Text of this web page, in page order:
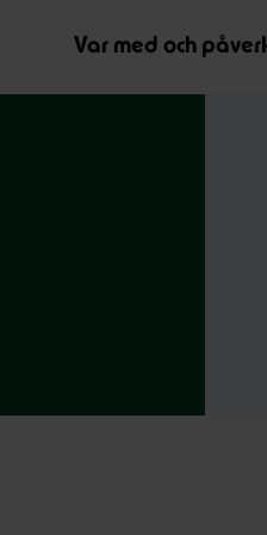
Var med och